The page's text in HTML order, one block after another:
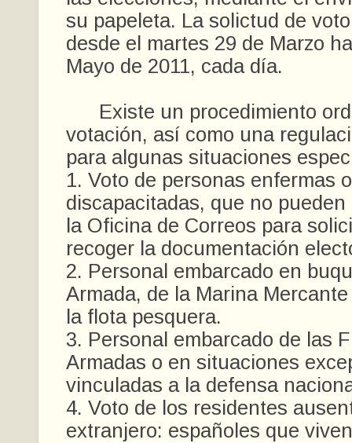
su papeleta. La solictud de
desde el martes 29 de Marzo
Mayo de 2011, cada día.
Existe un procedimiento
votación, así como una
para algunas situaciones
1. Voto de personas enfermas o
discapacitadas, que no
la Oficina de Correos para
recoger la documentación
2. Personal embarcado en
Armada, de la Marina
la flota pesquera.
3. Personal embarcado de las
Armadas o en situaciones
vinculadas a la defensa
4. Voto de los residentes
extranjero: españoles que